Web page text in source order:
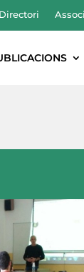
Directori